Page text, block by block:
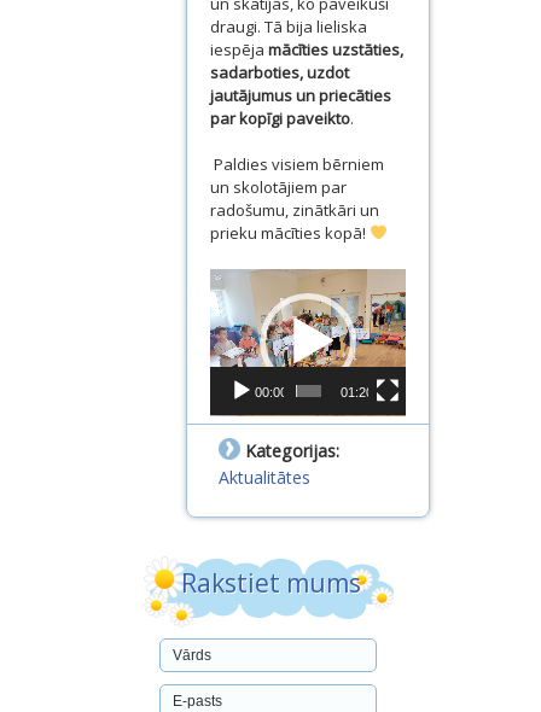
draugi. Tā bija lieliska
iespēja mācīties uzstāties,
sadarboties, uzdot
jautājumus un priecāties
par kopīgi paveikto.
Paldies visiem bērniem
un skolotājiem par
radošumu, zinātkāri un
prieku mācīties kopā!
Video
atskaņotājs
00:00 01:20
Kategorijas:
Aktualitātes
Rakstiet mums